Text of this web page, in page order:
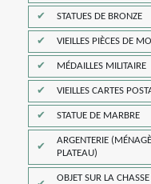
STATUES DE BRONZE
VIEILLES PIÈCES DE
MÉDAILLES MILITAIRE
VIEILLES CARTES
STATUE DE MARBRE
ARGENTERIE
PLATEAU)
OBJET SUR LA